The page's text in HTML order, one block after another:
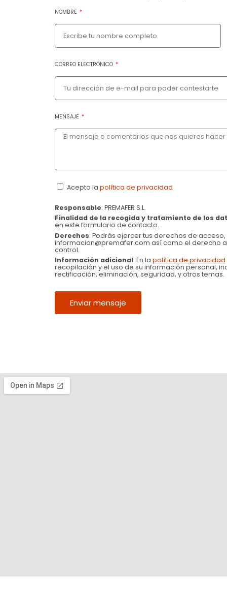
NOMBRE
CORREO ELECTRÓNICO
MENSAJE
Acepto la política de privacidad
Responsable: PREMAFER S.L.
Finalidad de la recogida y tratamiento de los
en este formulario de contacto.
Derechos: Podrás ejercer tus derechos de
informacion@premafer.com así como el derecho
control.
Información adicional: En la política de privacidad
recopilación y el uso de su información personal,
rectificación, eliminación, seguridad, y otros temas.
Enviar mensaje